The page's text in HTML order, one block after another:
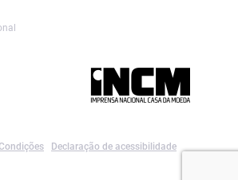
Declaração de acessibilidade